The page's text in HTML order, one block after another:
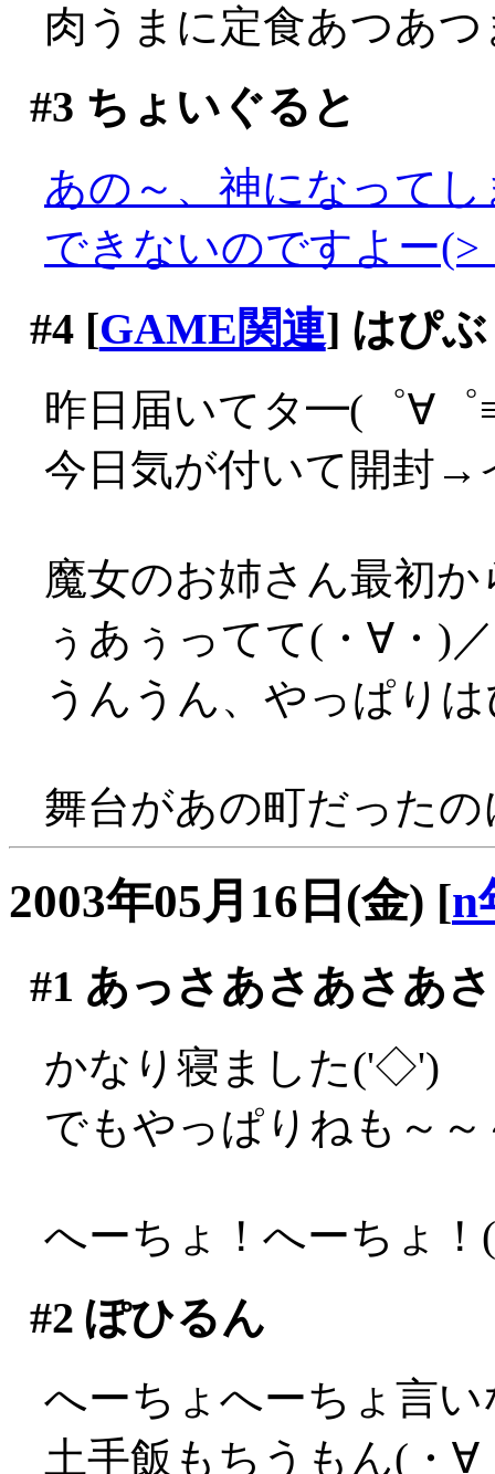
肉うまに定食あつあ
#3 ちょいぐると
あの～、神になって
できないのですよー
#4[GAME関連] はぴ
昨日届いてタ━(゜∀
今日気が付いて開封
魔女のお姉さん最初
ぅあぅってて(・∀・)
うんうん、やっぱり
舞台があの町だった
2003年05月16日(金) [n
#1 あっさあさあさあ
かなり寝ました('◇')ゞ
でもやっぱりねも～
へーちょ！へーちょ！
#2 ぽひるん
へーちょへーちょ言
土手飯もちうもん(・